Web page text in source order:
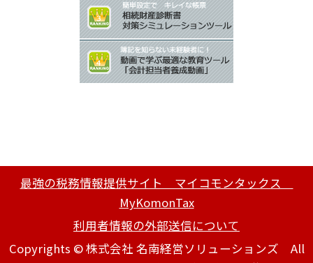
最強の税務情報提供サイト マイコモンタックス
MyKomonTax
利用者情報の外部送信について
Copyrights © 株式会社 名南経営ソリューションズ All